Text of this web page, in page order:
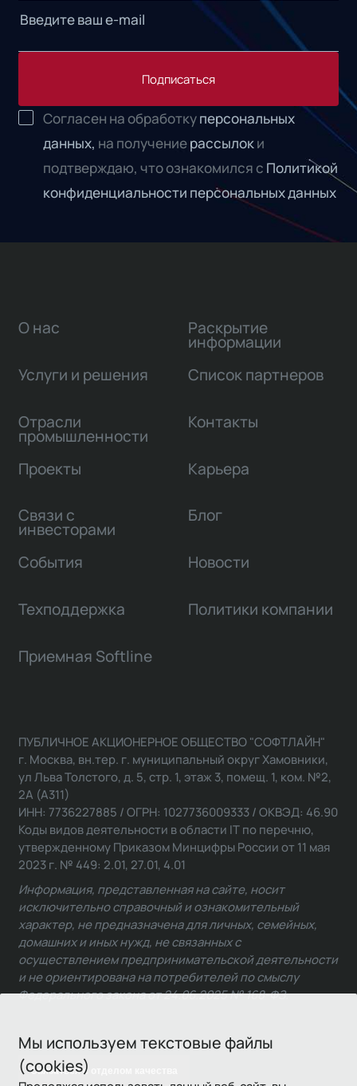
Подписаться
Согласен на обработкуперсональных
данных, на получениерассылоки
подтверждаю, что ознакомился с Политикой
конфиденциальности персональных данных
Мы используем текстовые файлы
(cookies)
О нас
Услуги и решения
Отрасли
промышленности
Проекты
Связи с
инвесторами
Раскрытие
информации
Список партнеров
Контакты
Карьера
Блог
События Новости
Техподдержка Политики компании
Приемная Softline
Связаться с отделом качества
ПУБЛИЧНОЕ АКЦИОНЕРНОЕ ОБЩЕСТВО "СОФТЛАЙН"
г. Москва, вн.тер. г. муниципальный округ Хамовники,
ул Льва Толстого, д. 5, стр. 1, этаж 3, помещ. 1, ком. №2,
2А (А311)
ИНН: 7736227885 / ОГРН: 1027736009333 / ОКВЭД: 46.90
Коды видов деятельности в области IT по перечню,
утвержденному Приказом Минцифры России от 11 мая
2023 г. № 449: 2.01, 27.01, 4.01
Информация, представленная на сайте, носит
исключительно справочный и ознакомительный
характер, не предназначена для личных, семейных,
домашних и иных нужд, не связанных с
осуществлением предпринимательской деятельности
и не ориентирована на потребителей по смыслу
Федерального закона от 24.06.2025 № 168-ФЗ.